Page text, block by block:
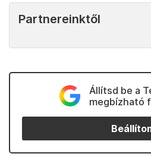
Partnereinktől
Állítsd be a
megbízható